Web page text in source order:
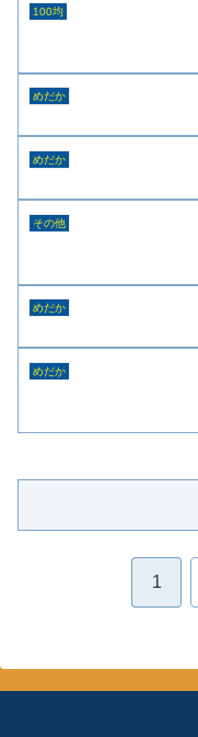
100均
めだか
めだか
その他
めだか
めだか
1